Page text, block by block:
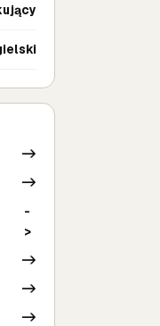
->
->
-
>
->
->
->